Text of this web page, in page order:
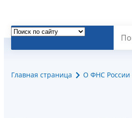
Главная страница О ФНС России